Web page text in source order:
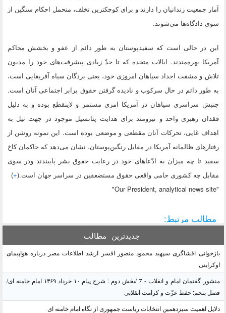
آمار جمعیت زندانیان را دارند و برای کوچکترین تخلف، متحمل احکام سنگین از
سوی دادگاه‌ها می‌شوند.
این در حالی است که سفیدپوستان به طور دائم از عفو و بخشش محاکم
آمریکا بهره‌مندند. ایالات متحده که تا حدّ زیادی پیشرفت‌های خود را مدیون
تلاش و مشقت اجداد سیاهان امروزی خود، یعنی بردگان سیاه آفریقایی است،
به طور دائم در حال سرکوب و نادیده گرفتن حقوق برابر اجتماعی آنان است.
جنبش سراسری سیاهان در آمریکا امری مستمر و لاینقطع بوده و به دلیل
فقدان رهبری واحد و نیرومند برای هدایت پتانسیل موجود در جهت نیل به
اهداف غایی، تحرکات آنان مقطعی و موضعی بوده است. این نمونه روشن از
رفتارهای ظالمانه آمریکا در مقابل رنگین‌پوستان، نشان می‌دهد که حاکمان کاخ
سفید تا چه میزان به ادّعاهای خود در رعایت حقوق بشر پایبندند ودر سوی
مقابل چه کشوری حامی واقعی حقوق مستضعفین در سراسر جهان است.(+
)
"Our President, analytical news site"
مطالب مرتبط:
جدیدترین مطالب
بازخوانی افشاگری سپهبد محمود منصور افسر ارشد اطلاعات مصر درباره هواپیمای
اوکراینی
منشور گفتمان امام و انقلاب - 7 /بخش دوم : شرح پیام ۱۰ خرداد ۱۳۶۹ امام خامنه ای/
فصل پنجم: حفظ عزّت و کرامت انقلابی
دلایل اهمیت سیزدهمین انتخابات ریاست جمهوری از نگاه امام خامنه ای